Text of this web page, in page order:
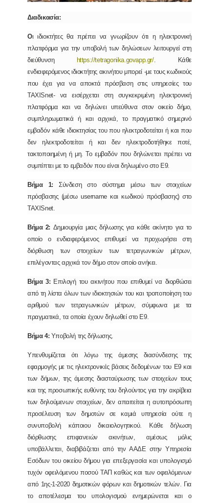
Διαδικασία:
Οι ιδιοκτήτες θα πρέπει να γνωρίζουν ότι η ηλεκτρονική
πλατφόρμα για την υποβολή των δηλώσεων λειτουργεί στη
διεύθυνσηhttps://tetragonika.govapp.gr/. Κάθε
ενδιαφερόμενος ιδιοκτήτης ακινήτου μπορεί -με τους κωδικούς
που έχει για να αποκτά πρόσβαση στις υπηρεσίες του
TAXISnet- να εισέρχεται στη συγκεκριμένη ηλεκτρονική
πλατφόρμα και να δηλώνει υπεύθυνα στον οικείο δήμο,
συμπληρωματικά ή και αρχικά, το πραγματικό σημερινό
εμβαδόν κάθε ιδιοκτησίας του που ηλεκτροδοτείται ή και που
δεν ηλεκτροδοτείται ή και δεν ηλεκτροδοτήθηκε ποτέ,
τακτοποιημένη ή μη. Το εμβαδόν που δηλώνεται πρέπει να
συμπίπτει με το εμβαδόν που είναι δηλωμένο στο Ε9.
Βήμα 1: Σύνδεση στο σύστημα μέσω των στοιχείων
πρόσβασης (μέσω username και κωδικού πρόσβασης) στο
TAXISnet.
Βήμα 2: Δημιουργία μιας δήλωσης για κάθε ακίνητο για το
οποίο ο ενδιαφερόμενος επιθυμεί να προχωρήσει στη
διόρθωση των στοιχείων των τετραγωνικών μέτρων,
επιλέγοντας αρχικά τον δήμο στον οποίο ανήκει.
Βήμα 3: Επιλογή του ακινήτου που επιθυμεί να διορθώσει
από τη λίστα όλων των ιδιοκτησιών του και τροποποίηση του
αριθμού των τετραγωνικών μέτρων, σύμφωνα με τα
πραγματικά, τα οποία έχουν δηλωθεί στο Ε9.
Βήμα 4: Υποβολή της δήλωσης.
Υπενθυμίζεται ότι λόγω της άμεσης διασύνδεσης της
εφαρμογής με τις ηλεκτρονικές βάσεις δεδομένων του Ε9 και
των δήμων, της άμεσης διασταύρωσης των στοιχείων τους
και της προσωπικής ευθύνης του δηλούντος για την ακρίβεια
των δηλούμενων στοιχείων, δεν απαιτείται η αυτοπρόσωπη
προσέλευση των δημοτών σε καμιά υπηρεσία ούτε η
συνυποβολή κάποιου δικαιολογητικού. Κάθε δήλωση
διόρθωσης επιφανειών ακινήτων, αμέσως μόλις
υποβάλλεται, διαβιβάζεται από την ΑΑΔΕ στην Υπηρεσία
Εσόδων του οικείου δήμου για επεξεργασία και υπολογισμό
τυχόν οφειλόμενου ποσού ΤΑΠ καθώς και των οφειλόμενων
από 1ης-1-2020 δημοτικών φόρων και δημοτικών τελών. Για
το αποτέλεσμα του υπολογισμού ενημερώνεται και ο